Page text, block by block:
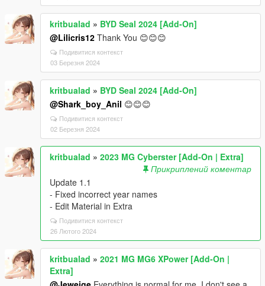
kritbualad » BYD Seal 2024 [Add-On]
@Lilicris12 Thank You 😊😊😊
Подивитися контекст
03 Березня 2024
kritbualad » BYD Seal 2024 [Add-On]
@Shark_boy_Anil 😊😊😊
Подивитися контекст
02 Березня 2024
kritbualad » 2023 MG Cyberster [Add-On | Extra]
Прикриплений коментар
Update 1.1
- Fixed incorrect year names
- Edit Material in Extra
Подивитися контекст
26 Лютого 2024
kritbualad » 2021 MG MG6 XPower [Add-On |
Extra]